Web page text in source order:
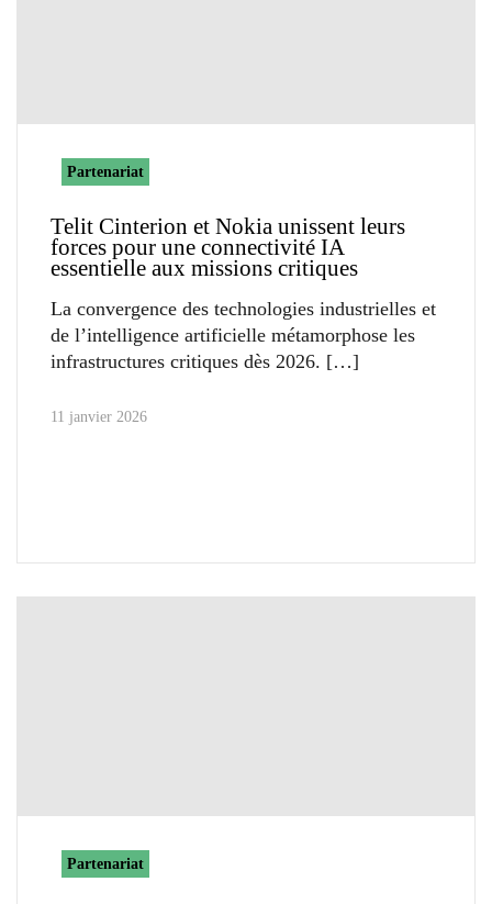
Partenariat
Telit Cinterion et Nokia unissent leurs
forces pour une connectivité IA
essentielle aux missions critiques
La convergence des technologies industrielles et
de l’intelligence artificielle métamorphose les
infrastructures critiques dès 2026.
11 janvier 2026
Partenariat